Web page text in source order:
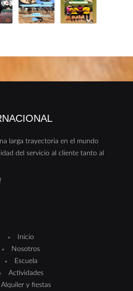
larga trayectoria en el mundo
del servicio al cliente tanto al
Inicio
Nosotros
Escuela
Actividades
Alquiler y fiestas